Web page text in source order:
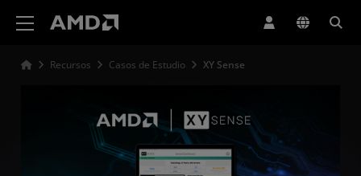
Recursos Casos de Estudio XY Sense